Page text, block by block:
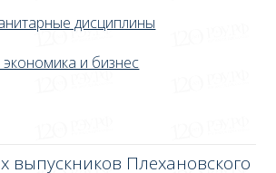
дисциплины
и бизнес
выпускников Плехановского